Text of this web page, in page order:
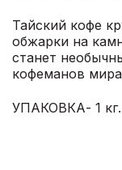
Тайский кофе
обжарки на
станет
кофеманов
УПАКОВКА- 1 кг.